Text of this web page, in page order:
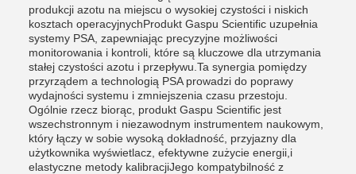
produkcji azotu na miejscu o wysokiej czystości i niskich
kosztach operacyjnychProdukt Gaspu Scientific uzupełnia
systemy PSA, zapewniając precyzyjne możliwości
monitorowania i kontroli, które są kluczowe dla utrzymania
stałej czystości azotu i przepływu.Ta synergia pomiędzy
przyrządem a technologią PSA prowadzi do poprawy
wydajności systemu i zmniejszenia czasu przestoju.
Ogólnie rzecz biorąc, produkt Gaspu Scientific jest
wszechstronnym i niezawodnym instrumentem naukowym,
który łączy w sobie wysoką dokładność, przyjazny dla
użytkownika wyświetlacz, efektywne zużycie energii,i
elastyczne metody kalibracjiJego kompatybilność z